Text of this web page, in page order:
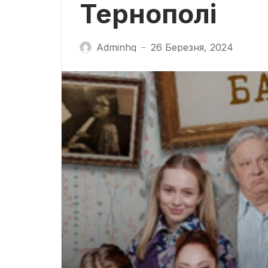
Тернополі
Adminhq — 26 Березня, 2024